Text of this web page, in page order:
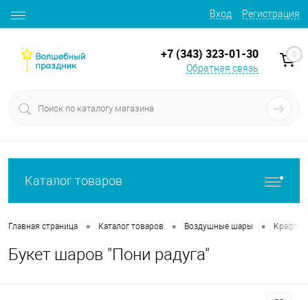
Вход Регистрация
+7 (343) 323-01-30
Обратная связь
0
Каталог товаров
Главная страница • Каталог товаров • Воздушные шары • Крафт
Букет шаров "Пони радуга"